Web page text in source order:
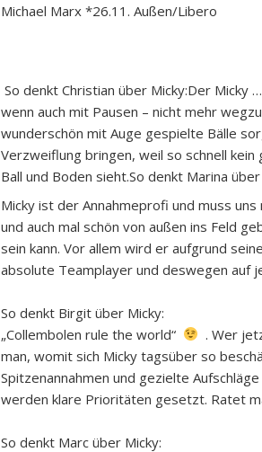
Michael Marx *26.11. Außen/Libero
So denkt Christian über Micky:Der
wenn auch mit Pausen – nicht mehr
wunderschön mit Auge gespielte Bälle
Verzweiflung bringen, weil so schnell
Ball und Boden sieht.So denkt Marina über
Micky ist der Annahmeprofi und muss
und auch mal schön von außen ins Feld
sein kann. Vor allem wird er aufgrund
absolute Teamplayer und deswegen auf
So denkt Birgit über Micky:
„Collembolen rule the world“
. Wer
man, womit sich Micky tagsüber so
Spitzenannahmen und gezielte
werden klare Prioritäten gesetzt. Ratet
So denkt Marc über Micky: